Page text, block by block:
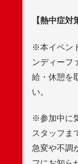
【熱中症対
※本イベン
ンディーフ
給・休憩を
い。
※参加中に
スタッフま
急変や不調